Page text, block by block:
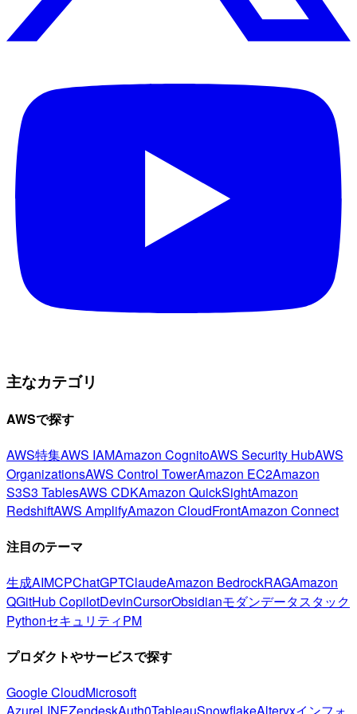
主なカテゴリ
AWSで探す
AWS特集AWS IAMAmazon CognitoAWS Security HubAWS
OrganizationsAWS Control TowerAmazon EC2Amazon
S3S3 TablesAWS CDKAmazon QuickSightAmazon
RedshiftAWS AmplifyAmazon CloudFrontAmazon Connect
注目のテーマ
生成AIMCPChatGPTClaudeAmazon BedrockRAGAmazon
QGitHub CopilotDevinCursorObsidianモダンデータスタック
PythonセキュリティPM
プロダクトやサービスで探す
Google CloudMicrosoft